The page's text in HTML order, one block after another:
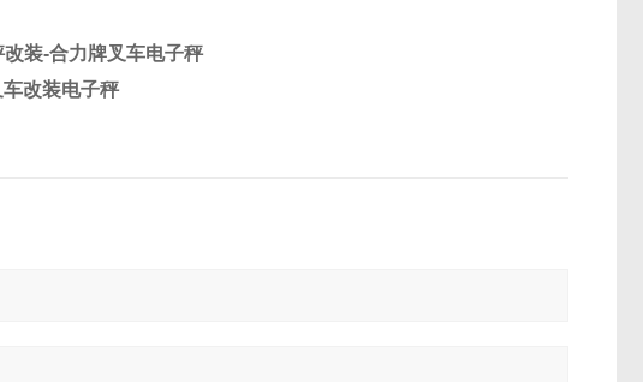
装-合力牌叉车电子秤